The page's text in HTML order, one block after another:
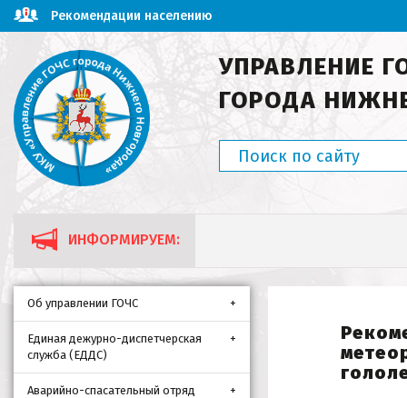
Рекомендации населению
УПРАВЛЕНИЕ
ГОРОДА
ИНФОРМИРУЕМ:
Об управлении ГОЧС
Единая дежурно-диспетчерская
служба (ЕДДС)
Аварийно-спасательный отряд